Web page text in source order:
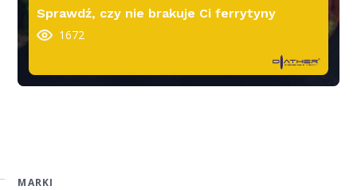
Sprawdź, czy nie brakuje Ci ferrytyny
1672
MARKI